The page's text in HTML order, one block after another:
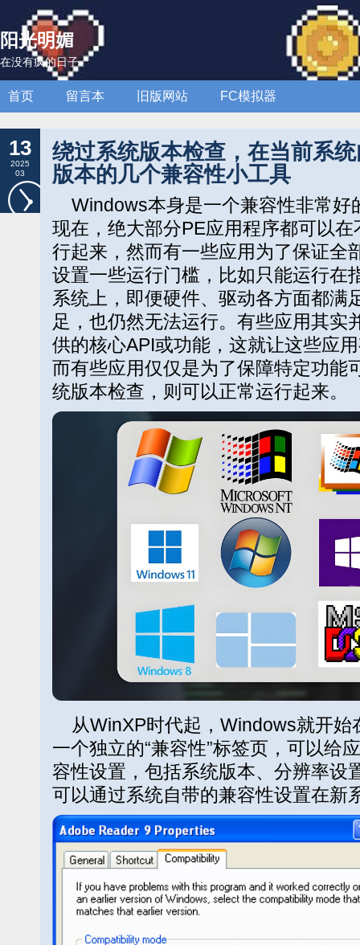
阳光明媚
在没有疯的日子
首页 留言本 旧版网站 FC模拟器
13
2025
03
绕过系统版本检查，在当前系
版本的几个兼容性小工具
Windows本身是一个兼容性非常好
现在，绝大部分PE应用程序都可以
行起来，然而有一些应用为了保证全
设置一些运行门槛，比如只能运行在
系统上，即便硬件、驱动各方面都满
足，也仍然无法运行。有些应用其实
供的核心API或功能，这就让这些应
而有些应用仅仅是为了保障特定功能
统版本检查，则可以正常运行起来。
从WinXP时代起，Windows就开始
一个独立的“兼容性”标签页，可以给
容性设置，包括系统版本、分辨率设
可以通过系统自带的兼容性设置在新